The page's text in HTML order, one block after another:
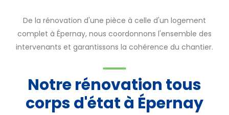
De la rénovation d'une pièce à celle d'un logement
complet à Épernay, nous coordonnons l'ensemble des
intervenants et garantissons la cohérence du chantier.
Notre rénovation tous
corps d'état à Épernay